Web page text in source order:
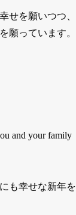
せを願いつつ、
願っています。
and your family
も幸せな新年を